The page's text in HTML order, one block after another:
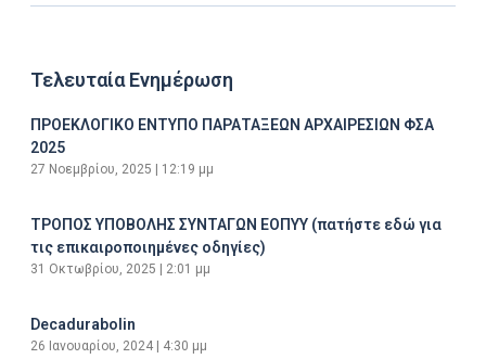
Τελευταία Ενημέρωση
ΠΡΟΕΚΛΟΓΙΚΟ ΕΝΤΥΠΟ ΠΑΡΑΤΑΞΕΩΝ ΑΡΧΑΙΡΕΣΙΩΝ ΦΣΑ
2025
27 Νοεμβρίου, 2025 12:19 μμ
ΤΡΟΠΟΣ ΥΠΟΒΟΛΗΣ ΣΥΝΤΑΓΩΝ ΕΟΠΥΥ (πατήστε εδώ για
τις επικαιροποιημένες οδηγίες)
31 Οκτωβρίου, 2025 2:01 μμ
Decadurabolin
26 Ιανουαρίου, 2024 4:30 μμ